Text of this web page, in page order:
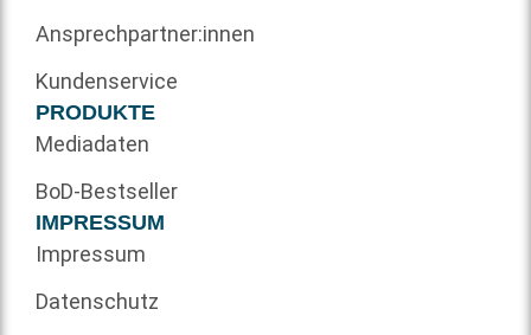
Ansprechpartner:innen
Kundenservice
PRODUKTE
Mediadaten
BoD-Bestseller
IMPRESSUM
Impressum
Datenschutz